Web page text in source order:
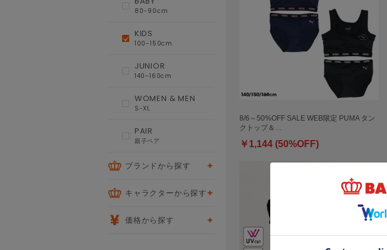
8/6～50%OFF SALE WEB限定 PUMA タン
クトップ＆…
￥1,144 (50%OFF)
80-90cm
KIDS
100-150cm
JUNIOR
140-160cm
WOMEN & MEN
S-XL
PAIR
親子ペア
ブランドから探す
キャラクターから探す
価格から探す